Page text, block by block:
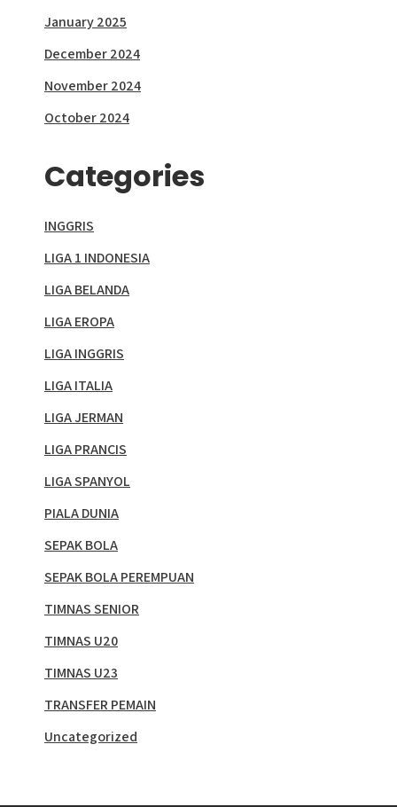
January 2025
December 2024
November 2024
October 2024
Categories
INGGRIS
LIGA 1 INDONESIA
LIGA BELANDA
LIGA EROPA
LIGA INGGRIS
LIGA ITALIA
LIGA JERMAN
LIGA PRANCIS
LIGA SPANYOL
PIALA DUNIA
SEPAK BOLA
SEPAK BOLA PEREMPUAN
TIMNAS SENIOR
TIMNAS U20
TIMNAS U23
TRANSFER PEMAIN
Uncategorized